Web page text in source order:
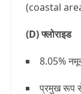
(coastal
(D) फ्लोराइड
8.05%
प्रमुख रूप